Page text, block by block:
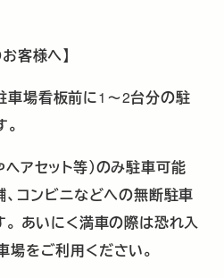
客様へ】
車場看板前に1 ～2台分の駐
アセット等）のみ駐車可能
、コンビニなどへの無断駐車
あいにく満車の際は恐れ入
をご利用ください。